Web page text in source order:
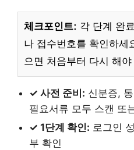
체크포인트: 각 단계 완
나 접수번호를 확인하세
으면 처음부터 다시 해
✓ 사전 준비: 신분증,
필요서류 모두 스캔 또
✓ 1단계 확인: 로그인
부 확인